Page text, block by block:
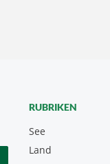
RUBRIKEN
See
Land